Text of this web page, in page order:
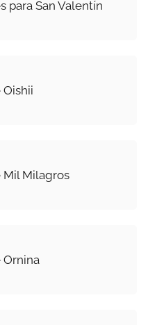
para San Valentín
Oishii
Mil Milagros
Ornina